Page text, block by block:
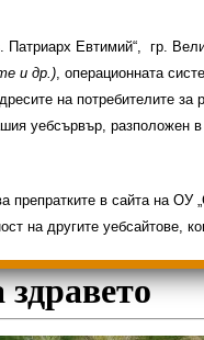
2025/2026
Патриарх Евтимий“, гр.
и др.), операционната
на потребителите
уебсървър,
препратките в сайта на
на другите уебсайтове,